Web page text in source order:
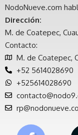
NodoNueve.com
Dirección:
M. de Coatepec,
Contacto:
M. de Coatepec,
+52 5614028690
+525614028690